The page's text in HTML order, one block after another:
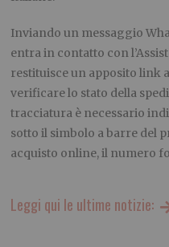
Inviando un messaggio
entra in contatto con
restituisce un apposito link
verificare lo stato della
tracciatura è necessario
sotto il simbolo a barre del
acquisto online, il numero
Leggi qui le ultime notizie: